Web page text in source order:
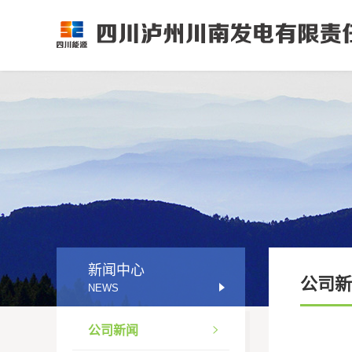
新闻中心
NEWS

公司新闻
公司